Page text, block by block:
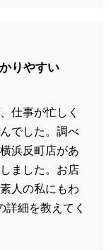
りやすい
仕事が忙しく
でした。調べ
浜反町店があ
ました。お店
人の私にもわ
細を教えてく